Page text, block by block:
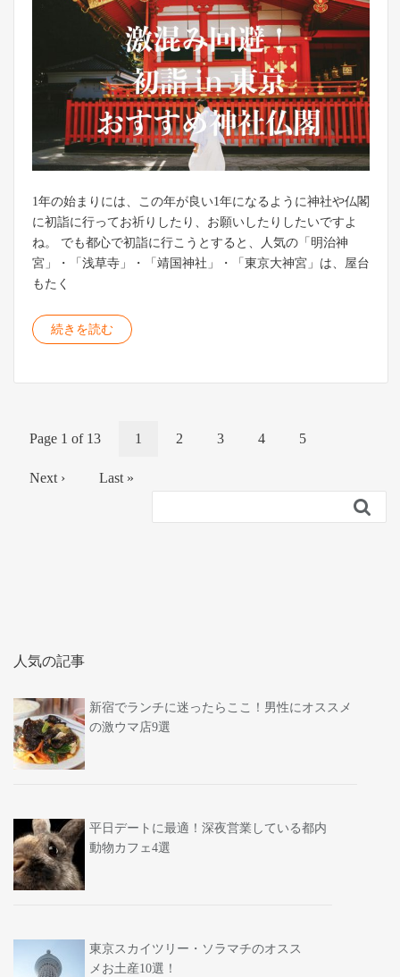
1年の始まりには、この年が良い1年になるように神社や仏閣
に初詣に行ってお祈りしたり、お願いしたりしたいですよ
ね。 でも都心で初詣に行こうとすると、人気の「明治神
宮」・「浅草寺」・「靖国神社」・「東京大神宮」は、屋台
もたく
続きを読む
Page 1 of 13 1 2 3 4 5
Next › Last »

人気の記事
新宿でランチに迷ったらここ！男性にオススメ
の激ウマ店9選
平日デートに最適！深夜営業している都内
動物カフェ4選
東京スカイツリー・ソラマチのオスス
メお土産10選！